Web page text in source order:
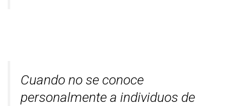
Cuando no se conoce
personalmente a individuos de